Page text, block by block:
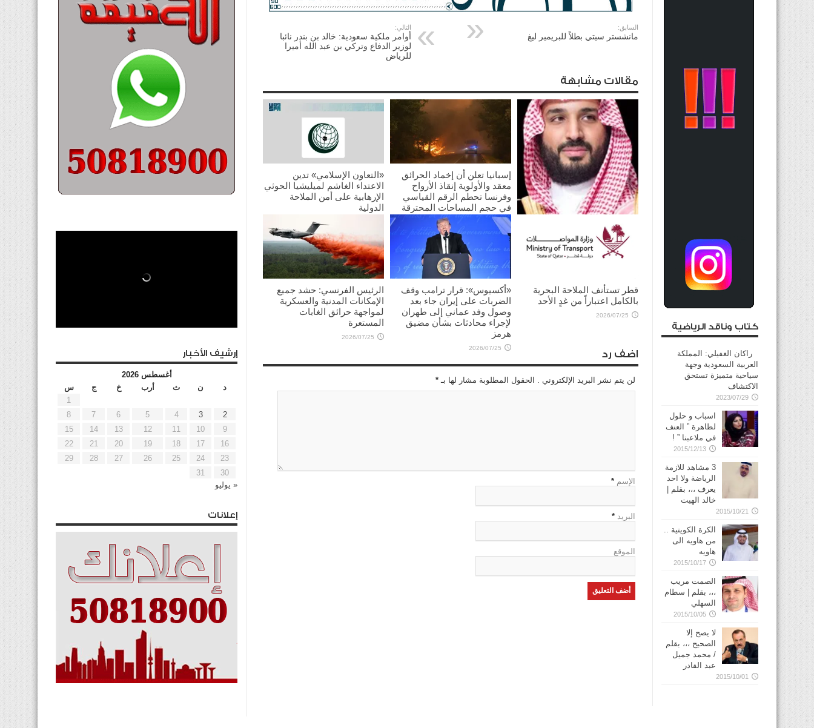
السابق:
مانشستر سيتي بطلاً للبريمير ليغ
التالي:
أوامر ملكية سعودية: خالد بن بندر نائبا
لوزير الدفاع وتركي بن عبد الله أميرا
للرياض
مقالات مشابهة
ولي العهد السعودي يؤكد
للرئيس الأميركي ضرورة تغليب
الحوار لخفض التصعيد
إسبانيا تعلن أن إخماد الحرائق
معقد والأولوية إنقاذ الأرواح
وفرنسا تحطم الرقم القياسي
في حجم المساحات المحترقة
2026/07/25
«التعاون الإسلامي» تدين
الاعتداء الغاشم لميليشيا الحوثي
الإرهابية على أمن الملاحة
الدولية
قطر تستأنف الملاحة البحرية
بالكامل اعتباراً من غدٍ الأحد
2026/07/25
«أكسيوس»: قرار ترامب وقف
الضربات على إيران جاء بعد
وصول وفد عماني إلى طهران
لإجراء محادثات بشأن مضيق
هرمز
2026/07/25
الرئيس الفرنسي: حشد جميع
الإمكانات المدنية والعسكرية
لمواجهة حرائق الغابات
المستعرة
2026/07/25
اضف رد
لن يتم نشر البريد الإلكتروني . الحقول المطلوبة مشار لها بـ *
الإسم *
البريد *
الموقع
كتاب وناقد الرياضية
راكان الغفيلي: المملكة
العربية السعودية وجهة
سياحية متميزة تستحق
الاكتشاف
2023/07/29
اسباب و حلول
لظاهرة ” العنف
في ملاعبنا ” !
2015/12/13
3 مشاهد للازمة
الرياضة ولا احد
يعرف ،،، بقلم |
خالد الهيت
2015/10/21
الكرة الكويتية ..
من هاويه الى
هاويه
2015/10/17
الصمت مريب
،،، بقلم | سطام
السهلي
2015/10/05
لا يصح إلا
الصحيح ،،، بقلم
/ محمد جميل
عبد القادر
2015/10/01
إرشيف الأخبار
أغسطس 2026
د
ن ث أرب خ ج
س
1
2
3
4
5
6
7
8
9
10
11
12
13
14
15
16
17
18
19
20
21
22
23
24
25
26
27
28
29
30
31
« يوليو
إعلانات